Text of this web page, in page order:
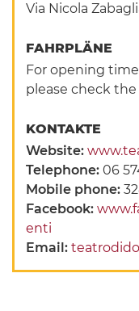
Via Nicola
FAHRPLÄNE
For opening
please check
KONTAKTE
Website:
Telephone:06
Mobile phone:
Facebook:
enti
Email: